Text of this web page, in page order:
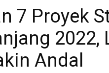
7 Proyek
2022,
Andal